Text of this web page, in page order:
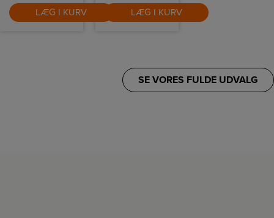
LÆG I KURV LÆG I KURV
SE VORES FULDE UDVALG